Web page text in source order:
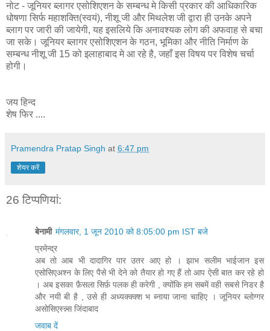
नोट - जूनियर ब्‍लागर एसोशिएशन के सम्‍बन्‍ध मे किसी प्रकार की आधिकारिक
धोषणा सिर्फ महाशक्ति(स्‍वयं), नीशू जी और मिथलेश जी द्वारा ही उनके अपने
ब्‍लाग पर जारी की जायेगी, यह इसलिये कि अनावश्‍यक लोग की अफवाह से बचा
जा सके। जूनियर ब्‍लागर एसोशिएशन के गठन, भूमिका और नीति निर्माण के
सम्‍बन्‍ध नीशू जी 15 को इलाहाबाद मे आ रहे है, जहाँ इस विषय पर विशेष चर्चा
होगी।
जय हिन्‍द
शेष फिर ....
Pramendra Pratap Singh at 6:47 pm
शेयर करें
26 टिप्‍पणियां:
बेनामी मंगलवार, 1 जून 2010 को 8:05:00 pm IST बजे
प्रमेन्द्र
अब तो आब भी दादागिर पार उतर आए हो । झाभ सलीम भाईजान इस
एसोसिएअश्न के लिए पैसे भी देने को तैयार हो गए हैं तो आप ऐसी बात कर रहे हो
। अब इसका फ़ैसला सिर्फ़ पलक ही करेगी , क्योंकि हम सबमें वही सबसे निडर है
और नयी बी है , उसे ही अध्यक्क्क्श भ ब्नाया जाना चाहिए । जूनियर ब्लोग्गर
असोसिएस्न्न्स जिंदाबाद
जवाब दें